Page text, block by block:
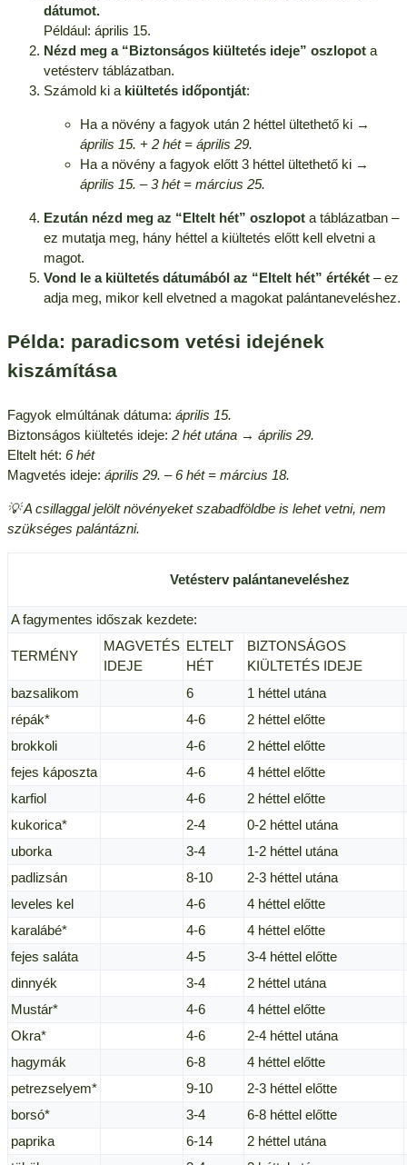
dátumot.
Például: április 15.
Nézd meg a “Biztonságos kiültetés ideje” oszlopota
vetésterv táblázatban.
Számold ki a kiültetés időpontját:
Ha a növény a fagyok után 2 héttel ültethető ki →
április 15. + 2 hét = április 29.
Ha a növény a fagyok előtt 3 héttel ültethető ki →
április 15. – 3 hét = március 25.
Ezután nézd meg az “Eltelt hét” oszlopota táblázatban –
ez mutatja meg, hány héttel a kiültetés előtt kell elvetni a
magot.
Vond le a kiültetés dátumából az “Eltelt hét” értékét– ez
adja meg, mikor kell elvetned a magokat palántaneveléshez.
Példa: paradicsom vetési idejének
kiszámítása
Fagyok elmúltának dátuma: április 15.
Biztonságos kiültetés ideje: 2 hét utána → április 29.
Eltelt hét: 6 hét
Magvetés ideje: április 29. – 6 hét = március 18.
💡 A csillaggal jelölt növényeket szabadföldbe is lehet vetni, nem
szükséges palántázni.
Vetésterv palántaneveléshez
A fagymentes időszak kezdete:
TERMÉNY
MAGVETÉS
IDEJE
ELTELT
HÉT
BIZTONSÁGOS
KIÜLTETÉS IDEJE
bazsalikom
6
1 héttel utána
répák*
4-6
2 héttel előtte
brokkoli
4-6
2 héttel előtte
fejes káposzta
4-6
4 héttel előtte
karfiol
4-6
2 héttel előtte
kukorica*
2-4
0-2 héttel utána
uborka
3-4
1-2 héttel utána
padlizsán
8-10
2-3 héttel utána
leveles kel
4-6
4 héttel előtte
karalábé*
4-6
4 héttel előtte
fejes saláta
4-5
3-4 héttel előtte
dinnyék
3-4
2 héttel utána
Mustár*
4-6
4 héttel előtte
Okra*
4-6
2-4 héttel utána
hagymák
6-8
4 héttel előtte
petrezselyem*
9-10
2-3 héttel előtte
borsó*
3-4
6-8 héttel előtte
paprika
6-14
2 héttel utána